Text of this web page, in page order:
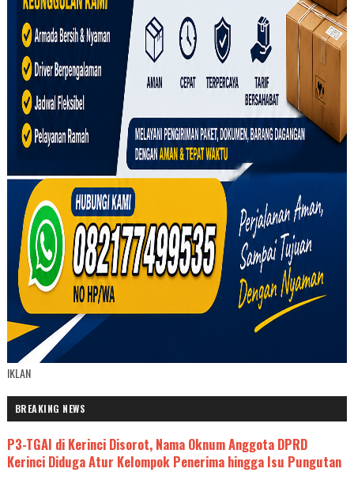
IKLAN
BREAKING NEWS
P3-TGAI di Kerinci Disorot, Nama Oknum Anggota DPRD
Kerinci Diduga Atur Kelompok Penerima hingga Isu Pungutan